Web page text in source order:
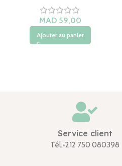
MAD
Ajouter au panier
Service client
Tél.+212 750 080398